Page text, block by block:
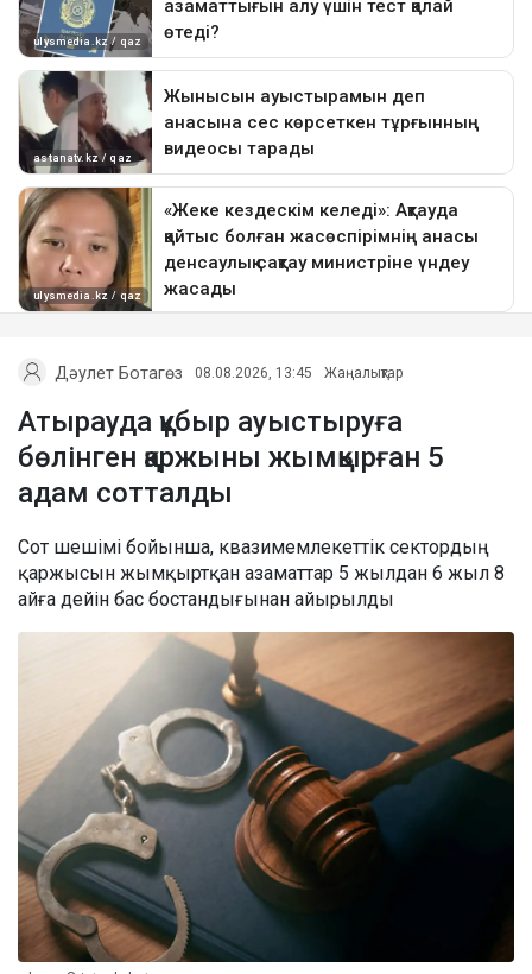
Дәулет Ботагөз 08.08.2026, 13:45 Жаңалықтар
Атырауда құбыр ауыстыруға
бөлінген қаржыны жымқырған 5
адам сотталды
Сот шешімі бойынша, квазимемлекеттік сектордың
қаржысын жымқыртқан азаматтар 5 жылдан 6 жыл 8
айға дейін бас бостандығынан айырылды